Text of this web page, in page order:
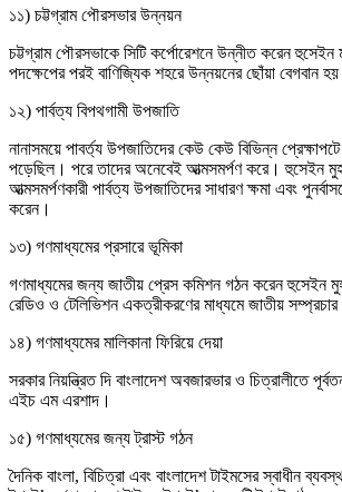
১১) চট্টগ্রাম পৌরসভার উন্নয়ন
চট্টগ্রাম পৌরসভাকে সিটি কর্পোরেশনে উন্নীত করেন
পদক্ষেপের পরই বাণিজ্যিক শহরে উন্নয়নের ছোঁয়া বেগবান
১২) পার্বত্য বিপথগামী উপজাতি
নানাসময়ে পাবর্ত্য উপজাতিদের কেউ কেউ বিভিন্ন
পড়েছিল। পরে তাদের অনেবেই আত্মসমর্পণ করে। হুসেইন
আত্মসমর্পণকারী পার্বত্য উপজাতিদের সাধারণ ক্ষমা এবং
করেন।
১৩) গণমাধ্যমের প্রসারে ভূমিকা
গণমাধ্যমের জন্য জাতীয় প্রেস কমিশন গঠন করেন হুসেইন
রেডিও ও টেলিভিশন একত্রীকরণের মাধ্যমে জাতীয়
১৪) গণমাধ্যমের মালিকানা ফিরিয়ে দেয়া
সরকার নিয়ন্ত্রিত দি বাংলাদেশ অবজারভার ও চিত্রালীতে
এইচ এম এরশাদ।
১৫) গণমাধ্যমের জন্য ট্রাস্ট গঠন
দৈনিক বাংলা, বিচিত্রা এবং বাংলাদেশ টাইমসের স্বাধীন